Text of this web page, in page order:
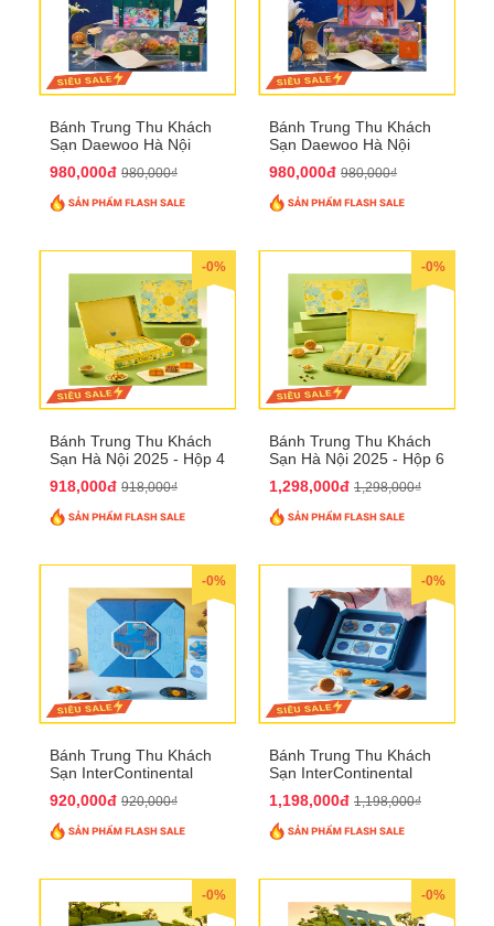
Bánh Trung Thu Khách
Sạn Daewoo Hà Nội
QTTT30
980,000đ 980,000₫
Bánh Trung Thu Khách
Sạn Daewoo Hà Nội
QTTT31
980,000đ 980,000₫
-0%
Bánh Trung Thu Khách
Sạn Hà Nội 2025 - Hộp 4
918,000đ 918,000₫
-0%
Bánh Trung Thu Khách
Sạn Hà Nội 2025 - Hộp 6
1,298,000đ 1,298,000₫
-0%
Bánh Trung Thu Khách
Sạn InterContinental
QTTT26
920,000đ 920,000₫
-0%
Bánh Trung Thu Khách
Sạn InterContinental
QTTT27
1,198,000đ 1,198,000₫
-0% -0%